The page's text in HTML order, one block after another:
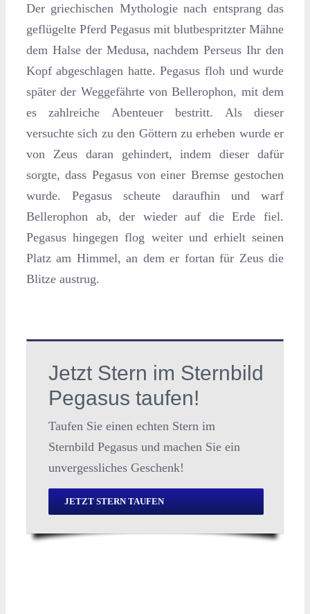
Der griechischen Mythologie nach entsprang das
geflügelte Pferd Pegasus mit blutbespritzter Mähne
dem Halse der Medusa, nachdem Perseus Ihr den
Kopf abgeschlagen hatte. Pegasus floh und wurde
später der Weggefährte von Bellerophon, mit dem
es zahlreiche Abenteuer bestritt. Als dieser
versuchte sich zu den Göttern zu erheben wurde er
von Zeus daran gehindert, indem dieser dafür
sorgte, dass Pegasus von einer Bremse gestochen
wurde. Pegasus scheute daraufhin und warf
Bellerophon ab, der wieder auf die Erde fiel.
Pegasus hingegen flog weiter und erhielt seinen
Platz am Himmel, an dem er fortan für Zeus die
Blitze austrug.
Jetzt Stern im Sternbild
Pegasus taufen!
Taufen Sie einen echten Stern im
Sternbild Pegasus und machen Sie ein
unvergessliches Geschenk!
JETZT STERN TAUFEN